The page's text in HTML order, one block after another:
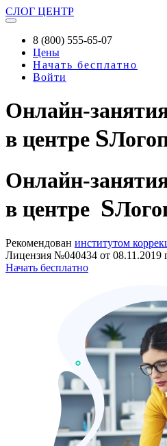
СЛОГ ЦЕНТР
8 (800) 555-65-07
Цены
Начать бесплатно
Войти
Онлайн-
в центре S
Онлайн-
в центре S
Рекомендован институтом
Лицензия №040434 от 08.11.2019
Начать бесплатно